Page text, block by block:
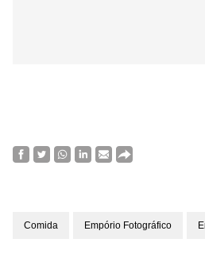
Comida Empório Fotográfico